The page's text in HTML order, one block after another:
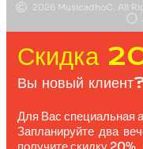
2026 MusicadhoC. All
Скидка
Вы новый
Для Вас специальная
Запланируйте два
получите скидку 20%.